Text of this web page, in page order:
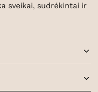
sveikai, sudrėkintai ir